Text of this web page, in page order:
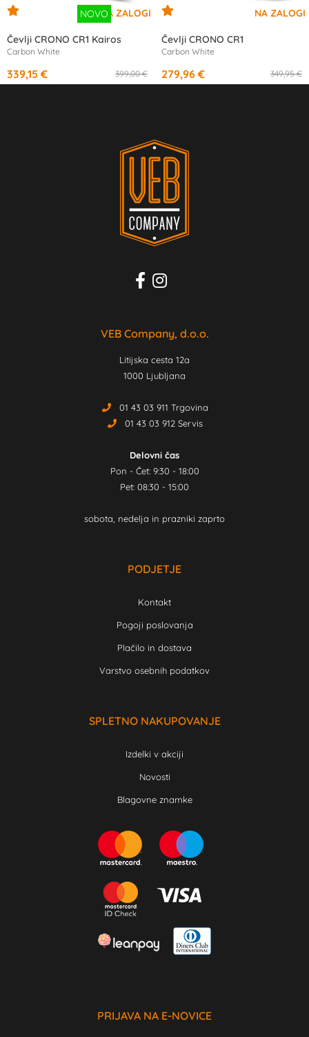
Čevlji CRONO CR1 Kairos
Carbon White
399,00 €
339,15 €
od11,47 €/mesec
Čevlji CRONO CR1
Carbon White
349,95 €
279,96 €
od13,68 €/mesec
VEB Company, d.o.o.
Litijska cesta 12a
1000 Ljubljana
01 43 03 911 Trgovina
01 43 03 912 Servis
Delovni čas
Pon - Čet: 9:30 - 18:00
Pet: 08:30 - 15:00
sobota, nedelja in prazniki zaprto
PODJETJE
Kontakt
Pogoji poslovanja
Plačilo in dostava
Varstvo osebnih podatkov
SPLETNO NAKUPOVANJE
Izdelki v akciji
Novosti
Blagovne znamke
PRIJAVA NA E-NOVICE